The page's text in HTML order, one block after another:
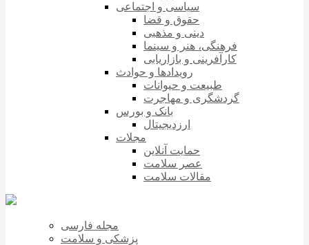
سیاسی و اجتماعی
حقوق و قضا
دینی و مذهبی
فرهنگی، هنر و سینما
کارآفرینی و بازاریابی
رویدادها و حوادث
طبیعت و حیوانات
گردشگری و مهاجرت
بانک و بورس
ارزدیجیتال
مجلات
حمایت آنلاین
عصر سلامت
مقالات سلامت
مجله فارسی
پزشکی و سلامت